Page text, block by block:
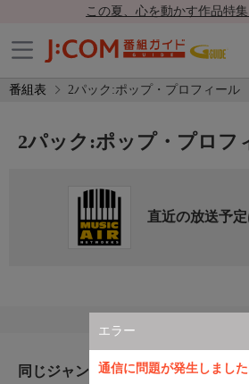
この夏、心を動かす作品特
番組表 2パック:ポップ・プロフィール
エラー
通信に問題が発生しまし
2パック:ポップ・プロフ
直近の放送予
同じジャンルのおすすめ番組